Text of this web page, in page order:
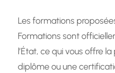
Les formations
Formations sont
l’État, ce qui vous offre
diplôme ou une